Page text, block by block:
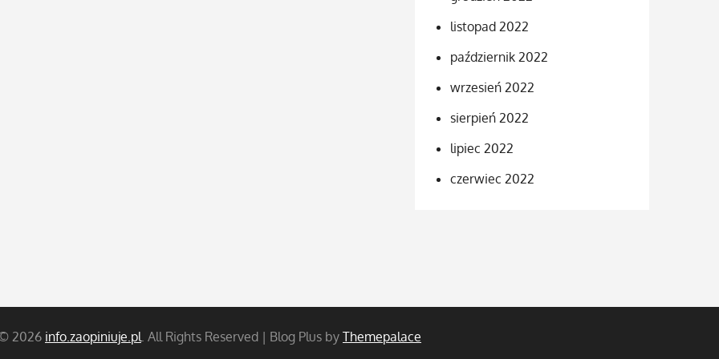
listopad 2022
październik 2022
wrzesień 2022
sierpień 2022
lipiec 2022
czerwiec 2022
2026 info.zaopiniuje.pl . All Rights Reserved | Blog Plus by Themepalace